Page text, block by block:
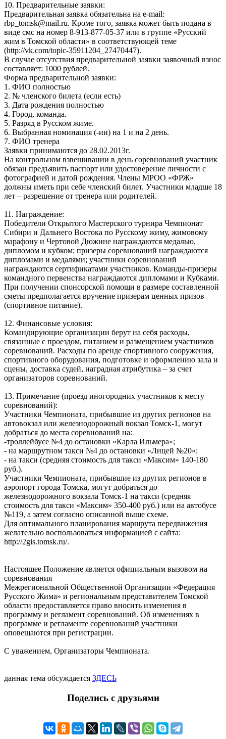
10. Предварительные заявки:
Предварительная заявка обязательна на e-mail:
rbp_tomsk@mail.ru. Кроме того, заявка может быть подана в
виде смс на номер 8-913-877-05-37 или в группе «Русский
жим в Томской области» в соответствующей теме
(http://vk.com/topic-35911204_27470447).
В случае отсутствия предварительной заявки заявочный взнос
составляет: 1000 рублей.
Форма предварительной заявки:
1. ФИО полностью
2. № членского билета (если есть)
3. Дата рождения полностью
4. Город, команда.
5. Разряд в Русском жиме.
6. Выбранная номинация (-ии) на 1 и на 2 день.
7. ФИО тренера
Заявки принимаются до 28.02.2013г.
На контрольном взвешивании в день соревнований участник
обязан предъявить паспорт или удостоверение личности с
фотографией и датой рождения. Члены МРОО «ФРЖ»
должны иметь при себе членский билет. Участники младше 18
лет – разрешение от тренера или родителей.
11. Награждение:
Победители Открытого Мастерского турнира Чемпионат
Сибири и Дальнего Востока по Русскому жиму, жимовому
марафону и Чертовой Дюжине награждаются медалью,
дипломом и кубком; призеры соревнований награждаются
дипломами и медалями; участники соревнований
награждаются сертификатами участников. Команды-призеры
командного первенства награждаются дипломами и Кубками.
При получении спонсорской помощи в размере составленной
сметы предполагается вручение призерам ценных призов
(спортивное питание).
12. Финансовые условия:
Командирующие организации берут на себя расходы,
связанные с проездом, питанием и размещением участников
соревнований. Расходы по аренде спортивного сооружения,
спортивного оборудования, подготовке и оформлению зала и
сцены, доставка судей, наградная атрибутика – за счет
организаторов соревнований.
13. Примечание (проезд иногородних участников к месту
соревнований):
Участники Чемпионата, прибывшие из других регионов на
автовокзал или железнодорожный вокзал Томск-1, могут
добраться до места соревнований на:
-троллейбусе №4 до остановки «Карла Ильмера»;
- на маршрутном такси №4 до остановки «Лицей №20»;
- на такси (средняя стоимость для такси «Максим» 140-180
руб.).
Участники Чемпионата, прибывшие из других регионов в
аэропорт города Томска, могут добраться до
железнодорожного вокзала Томск-1 на такси (средняя
стоимость для такси «Максим» 350-400 руб.) или на автобусе
№119, а затем согласно описанной выше схеме.
Для оптимального планирования маршрута передвижения
желательно воспользоваться информацией с сайта:
http://2gis.tomsk.ru/.
Настоящее Положение является официальным вызовом на
соревнования
Межрегиональной Общественной Организации «Федерация
Русского Жима» и региональным представителем Томской
области предоставляется право вносить изменения в
программу и регламент соревнований. Об изменениях в
программе и регламенте соревнований участники
оповещаются при регистрации.
С уважением, Организаторы Чемпионата.
данная тема обсуждается ЗДЕСЬ
Поделись с друзьями